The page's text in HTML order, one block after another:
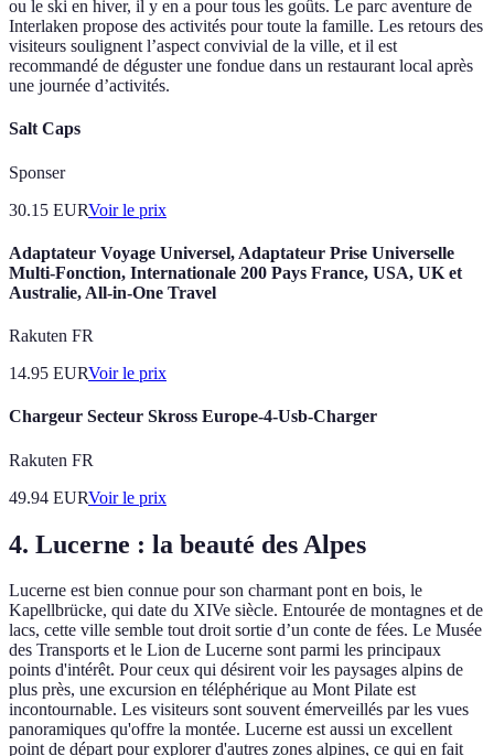
ou le ski en hiver, il y en a pour tous les goûts. Le parc aventure de
Interlaken propose des activités pour toute la famille. Les retours des
visiteurs soulignent l’aspect convivial de la ville, et il est
recommandé de déguster une fondue dans un restaurant local après
une journée d’activités.
Salt Caps
Sponser
30.15 EURVoir le prix
Adaptateur Voyage Universel, Adaptateur Prise Universelle
Multi-Fonction, Internationale 200 Pays France, USA, UK et
Australie, All-in-One Travel
Rakuten FR
14.95 EURVoir le prix
Chargeur Secteur Skross Europe-4-Usb-Charger
Rakuten FR
49.94 EURVoir le prix
4. Lucerne : la beauté des Alpes
Lucerne est bien connue pour son charmant pont en bois, le
Kapellbrücke, qui date du XIVe siècle. Entourée de montagnes et de
lacs, cette ville semble tout droit sortie d’un conte de fées. Le Musée
des Transports et le Lion de Lucerne sont parmi les principaux
points d'intérêt. Pour ceux qui désirent voir les paysages alpins de
plus près, une excursion en téléphérique au Mont Pilate est
incontournable. Les visiteurs sont souvent émerveillés par les vues
panoramiques qu'offre la montée. Lucerne est aussi un excellent
point de départ pour explorer d'autres zones alpines, ce qui en fait